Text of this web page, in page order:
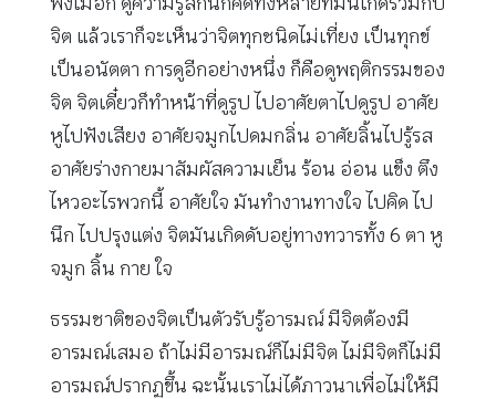
จิต แล้วเราก็จะเห็นว่าจิตทุกชนิดไม่เที่ยง เป็นทุกข์
เป็นอนัตตา การดูอีกอย่างหนึ่ง ก็คือดูพฤติกรรมของ
จิต จิตเดี๋ยวก็ทำหน้าที่ดูรูป ไปอาศัยตาไปดูรูป อาศัย
หูไปฟังเสียง อาศัยจมูกไปดมกลิ่น อาศัยลิ้นไปรู้รส
อาศัยร่างกายมาสัมผัสความเย็น ร้อน อ่อน แข็ง ตึง
ไหวอะไรพวกนี้ อาศัยใจ มันทำงานทางใจ ไปคิด ไป
นึก ไปปรุงแต่ง จิตมันเกิดดับอยู่ทางทวารทั้ง 6 ตา หู
จมูก ลิ้น กาย ใจ
ธรรมชาติของจิตเป็นตัวรับรู้อารมณ์ มีจิตต้องมี
อารมณ์เสมอ ถ้าไม่มีอารมณ์ก็ไม่มีจิต ไม่มีจิตก็ไม่มี
อารมณ์ปรากฏขึ้น ฉะนั้นเราไม่ได้ภาวนาเพื่อไม่ให้มี